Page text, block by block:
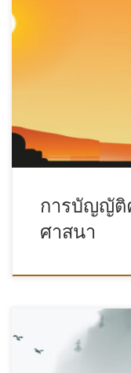
การบัญญัติ
ศาสนา